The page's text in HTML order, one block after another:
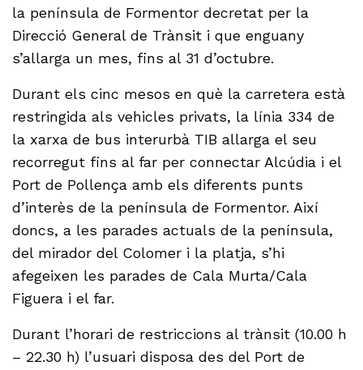
la península de Formentor decretat per la
Direcció General de Trànsit i que enguany
s’allarga un mes, fins al 31 d’octubre.
Durant els cinc mesos en què la carretera està
restringida als vehicles privats, la línia 334 de
la xarxa de bus interurbà TIB allarga el seu
recorregut fins al far per connectar Alcúdia i el
Port de Pollença amb els diferents punts
d’interès de la península de Formentor. Així
doncs, a les parades actuals de la península,
del mirador del Colomer i la platja, s’hi
afegeixen les parades de Cala Murta/Cala
Figuera i el far.
Durant l’horari de restriccions al trànsit (10.00 h
– 22.30 h) l’usuari disposa des del Port de